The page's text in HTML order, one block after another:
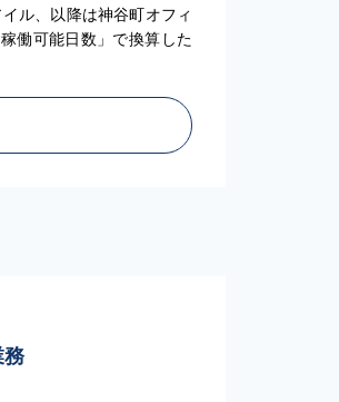
ル、以降は神谷町オフィ
働可能日数」で換算した
務